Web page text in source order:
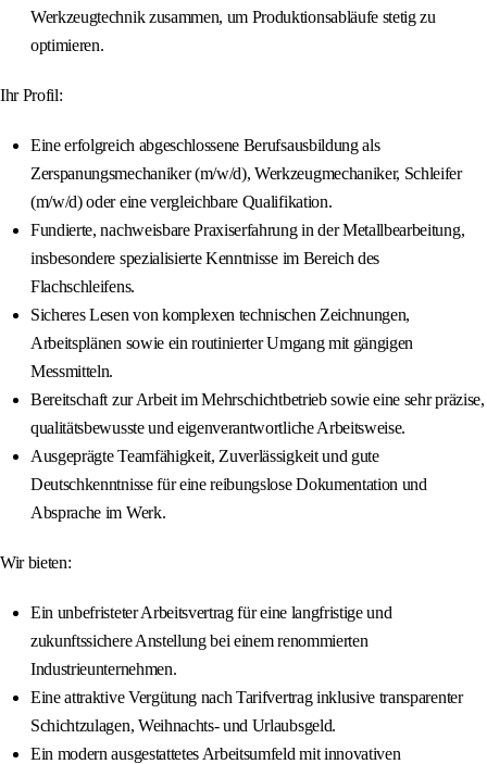
Werkzeugtechnik zusammen, um Produktionsabläufe stetig zu
optimieren.
Ihr Profil:
Eine erfolgreich abgeschlossene Berufsausbildung als
Zerspanungsmechaniker (m/w/d), Werkzeugmechaniker, Schleifer
(m/w/d) oder eine vergleichbare Qualifikation.
Fundierte, nachweisbare Praxiserfahrung in der Metallbearbeitung,
insbesondere spezialisierte Kenntnisse im Bereich des
Flachschleifens.
Sicheres Lesen von komplexen technischen Zeichnungen,
Arbeitsplänen sowie ein routinierter Umgang mit gängigen
Messmitteln.
Bereitschaft zur Arbeit im Mehrschichtbetrieb sowie eine sehr präzise,
qualitätsbewusste und eigenverantwortliche Arbeitsweise.
Ausgeprägte Teamfähigkeit, Zuverlässigkeit und gute
Deutschkenntnisse für eine reibungslose Dokumentation und
Absprache im Werk.
Wir bieten:
Ein unbefristeter Arbeitsvertrag für eine langfristige und
zukunftssichere Anstellung bei einem renommierten
Industrieunternehmen.
Eine attraktive Vergütung nach Tarifvertrag inklusive transparenter
Schichtzulagen, Weihnachts- und Urlaubsgeld.
Ein modern ausgestattetes Arbeitsumfeld mit innovativen